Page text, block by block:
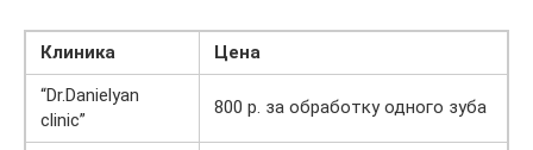
Клиника
Цена
“Dr.Danielyan
clinic”
800 р. за обработку одного зуба